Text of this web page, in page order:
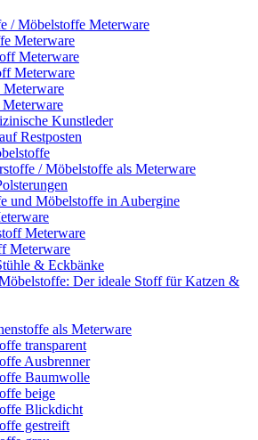
/ Möbelstoffe Meterware
Meterware
Meterware
Meterware
Kunstleder
Restposten
/ Möbelstoffe als Meterware
und Möbelstoffe in Aubergine
Meterware
Meterware
& Eckbänke
Der ideale Stoff für Katzen &
als Meterware
transparent
Ausbrenner
Baumwolle
beige
Blickdicht
gestreift